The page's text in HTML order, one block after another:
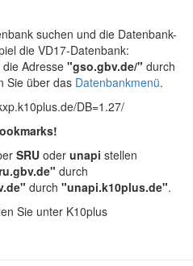
suchen und die Datenbank-
die VD17-Datenbank:
Adresse "gso.gbv.de/" durch
Sie über das Datenbankmenü.
DB=1.27/
SRU oder unapi stellen
durch
durch "unapi.k10plus.de".
Sie unter K10plus